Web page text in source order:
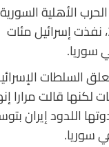
الأهلية
عام 2011، نفذت إسرائيل مئات
سوريا.
السلطات
لكنها قالت مرارا
اللدود إيران
سوريا.